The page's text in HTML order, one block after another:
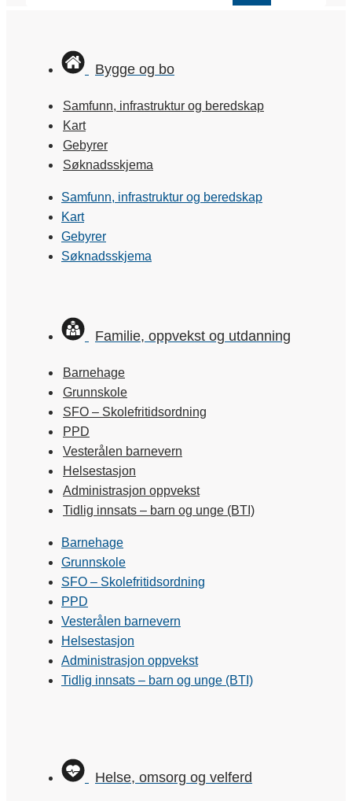
Bygge og bo
Samfunn, infrastruktur og beredskap
Kart
Gebyrer
Søknadsskjema
Samfunn, infrastruktur og beredskap
Kart
Gebyrer
Søknadsskjema
Familie, oppvekst og utdanning
Barnehage
Grunnskole
SFO – Skolefritidsordning
PPD
Vesterålen barnevern
Helsestasjon
Administrasjon oppvekst
Tidlig innsats – barn og unge (BTI)
Barnehage
Grunnskole
SFO – Skolefritidsordning
PPD
Vesterålen barnevern
Helsestasjon
Administrasjon oppvekst
Tidlig innsats – barn og unge (BTI)
Helse, omsorg og velferd